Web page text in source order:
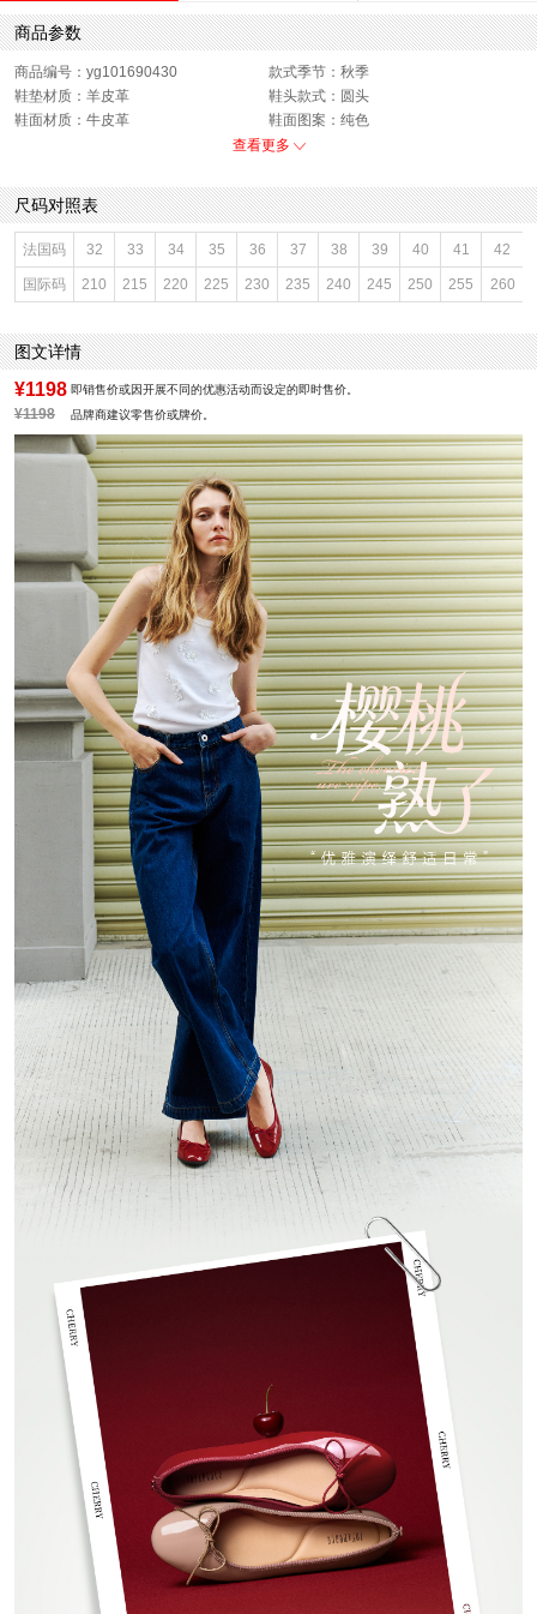
商品参数
商品编号：yg101690430
款式季节：秋季
鞋垫材质：羊皮革
鞋头款式：圆头
鞋面材质：牛皮革
鞋面图案：纯色
适用人群：女子
鞋面内里材质：织物
性别：女子
皮质特征：牛皮革
上市时间：2026年秋季
鞋底材质：橡胶
参考鞋宽(女)：8CM
里料材质：织物
色系：黑色
鞋类流行款式：浅口鞋
流行元素：纯色
查看更多
尺码对照表
法国码 32 33 34 35 36 37 38 39 40 41 42
国际码 210 215 220 225 230 235 240 245 250 255 260
图文详情
¥1198 即销售价或因开展不同的优惠活动而设定的即时售价。
¥1198 品牌商建议零售价或牌价。